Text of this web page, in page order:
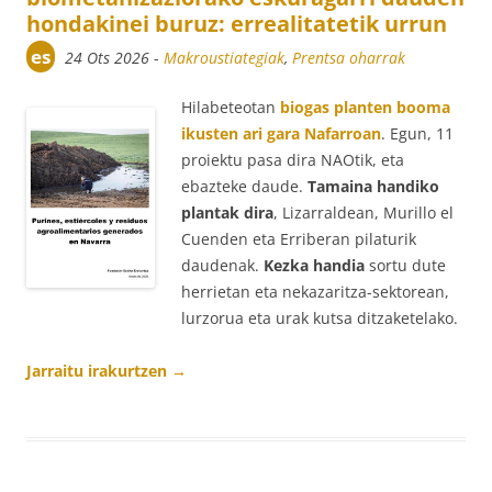
hondakinei buruz: errealitatetik urrun
es 24 Ots 2026 -Makroustiategiak,Prentsa oharrak
Hilabeteotan biogas planten booma
ikusten ari gara Nafarroan. Egun, 11
proiektu pasa dira NAOtik, eta
ebazteke daude. Tamaina handiko
plantak dira, Lizarraldean, Murillo el
Cuenden eta Erriberan pilaturik
daudenak. Kezka handia sortu dute
herrietan eta nekazaritza-sektorean,
lurzorua eta urak kutsa ditzaketelako.
Jarraitu irakurtzen →